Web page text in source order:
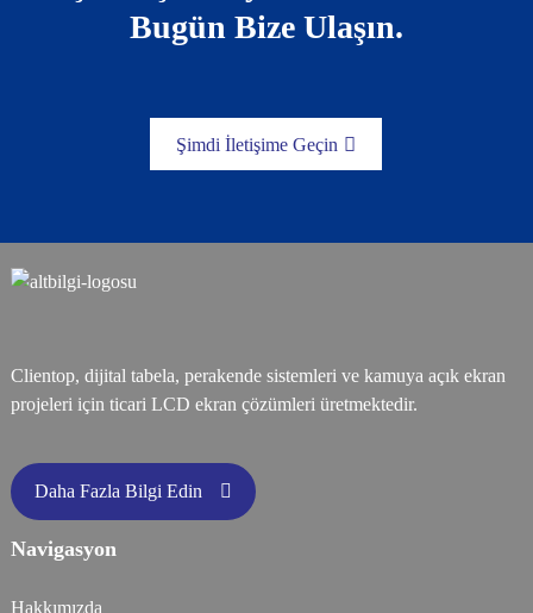
Bugün Bize Ulaşın.
Şimdi İletişime Geçin
Clientop, dijital tabela, perakende sistemleri ve kamuya açık ekran
projeleri için ticari LCD ekran çözümleri üretmektedir.
Daha Fazla Bilgi Edin
Navigasyon
Hakkımızda